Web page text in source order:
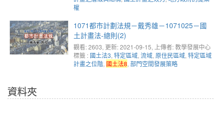
權
1071都市計劃法規－戴秀雄－1071025－國
土計畫法-總則(2)
觀看: 2603, 更新: 2021-09-15, 上傳者: 教學發展中心
標籤 : 國土法3, 特定區域, 流域, 原住民區域, 特定區域
計畫之位階, 國土法8, 部門空間發展策略
資料夾